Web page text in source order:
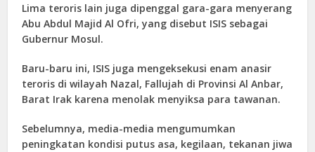
Lima teroris lain juga dipenggal gara-gara menyerang
Abu Abdul Majid Al Ofri, yang disebut ISIS sebagai
Gubernur Mosul.
Baru-baru ini, ISIS juga mengeksekusi enam anasir
teroris di wilayah Nazal, Fallujah di Provinsi Al Anbar,
Barat Irak karena menolak menyiksa para tawanan.
Sebelumnya, media-media mengumumkan
peningkatan kondisi putus asa, kegilaan, tekanan jiwa